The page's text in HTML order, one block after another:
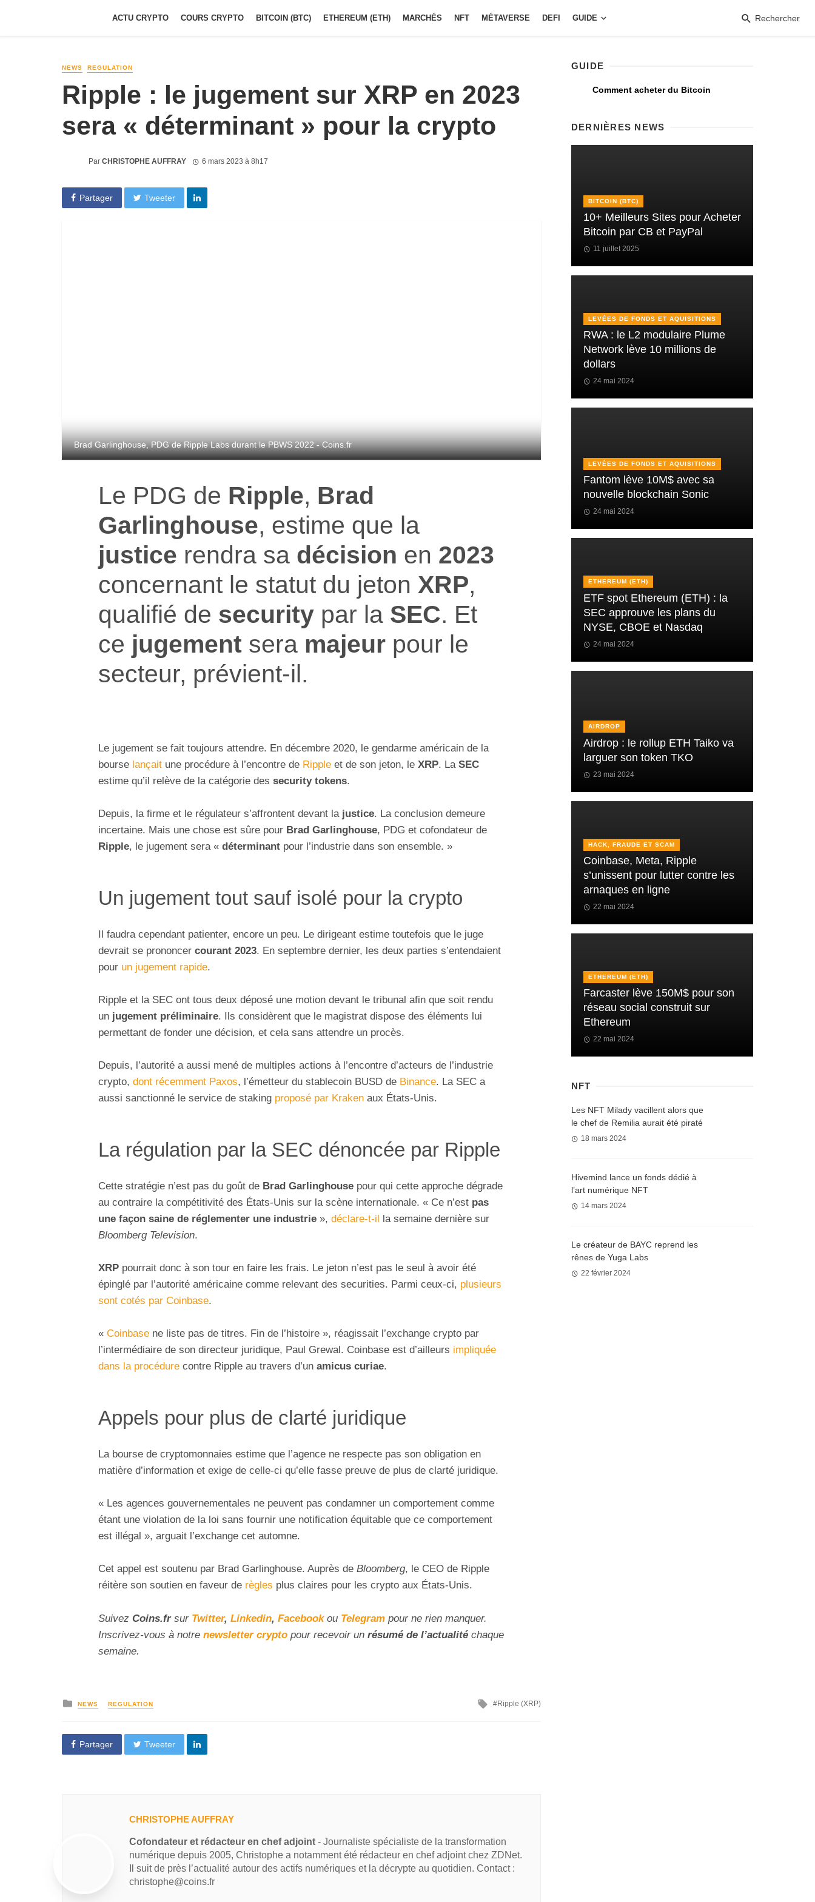
ACTU CRYPTO COURS CRYPTO BITCOIN (BTC) ETHEREUM (ETH) MARCHÉS NFT MÉTAVERSE DEFI GUIDE Rechercher
NEWS REGULATION
Ripple : le jugement sur XRP en 2023
sera « déterminant » pour la crypto
Par CHRISTOPHE AUFFRAY 6 mars 2023 à 8h17
Partager Tweeter
Brad Garlinghouse, PDG de Ripple Labs durant le PBWS 2022 - Coins.fr
Le PDG de Ripple, Brad
Garlinghouse, estime que la
justice rendra sa décision en 2023
concernant le statut du jeton XRP,
qualifié de security par la SEC. Et
ce jugement sera majeur pour le
secteur, prévient-il.
Le jugement se fait toujours attendre. En décembre 2020, le gendarme américain de la
bourse lançait une procédure à l’encontre de Ripple et de son jeton, le XRP. La SEC
estime qu’il relève de la catégorie des security tokens.
Depuis, la firme et le régulateur s’affrontent devant la justice. La conclusion demeure
incertaine. Mais une chose est sûre pour Brad Garlinghouse, PDG et cofondateur de
Ripple, le jugement sera « déterminant pour l’industrie dans son ensemble. »
Un jugement tout sauf isolé pour la crypto
Il faudra cependant patienter, encore un peu. Le dirigeant estime toutefois que le juge
devrait se prononcer courant 2023. En septembre dernier, les deux parties s’entendaient
pour un jugement rapide.
Ripple et la SEC ont tous deux déposé une motion devant le tribunal afin que soit rendu
un jugement préliminaire. Ils considèrent que le magistrat dispose des éléments lui
permettant de fonder une décision, et cela sans attendre un procès.
Depuis, l’autorité a aussi mené de multiples actions à l’encontre d’acteurs de l’industrie
crypto, dont récemment Paxos, l’émetteur du stablecoin BUSD de Binance. La SEC a
aussi sanctionné le service de staking proposé par Kraken aux États-Unis.
La régulation par la SEC dénoncée par Ripple
Cette stratégie n’est pas du goût de Brad Garlinghouse pour qui cette approche dégrade
au contraire la compétitivité des États-Unis sur la scène internationale. « Ce n’est pas
une façon saine de réglementer une industrie », déclare-t-il la semaine dernière sur
Bloomberg Television.
XRP pourrait donc à son tour en faire les frais. Le jeton n’est pas le seul à avoir été
épinglé par l’autorité américaine comme relevant des securities. Parmi ceux-ci, plusieurs
sont cotés par Coinbase.
« Coinbase ne liste pas de titres. Fin de l’histoire », réagissait l’exchange crypto par
l’intermédiaire de son directeur juridique, Paul Grewal. Coinbase est d’ailleurs impliquée
dans la procédure contre Ripple au travers d’un amicus curiae.
Appels pour plus de clarté juridique
La bourse de cryptomonnaies estime que l’agence ne respecte pas son obligation en
matière d’information et exige de celle-ci qu’elle fasse preuve de plus de clarté juridique.
« Les agences gouvernementales ne peuvent pas condamner un comportement comme
étant une violation de la loi sans fournir une notification équitable que ce comportement
est illégal », arguait l’exchange cet automne.
Cet appel est soutenu par Brad Garlinghouse. Auprès de Bloomberg, le CEO de Ripple
réitère son soutien en faveur de règles plus claires pour les crypto aux États-Unis.
Suivez Coins.fr sur Twitter, Linkedin, Facebookou Telegram pour ne rien manquer.
Inscrivez-vous à notre newsletter crypto pour recevoir un résumé de l’actualité chaque
semaine.
NEWS REGULATION Ripple (XRP)
Partager Tweeter
CHRISTOPHE AUFFRAY
Cofondateur et rédacteur en chef adjoint - Journaliste spécialiste de la transformation
numérique depuis 2005, Christophe a notamment été rédacteur en chef adjoint chez ZDNet.
Il suit de près l’actualité autour des actifs numériques et la décrypte au quotidien. Contact :
christophe@coins.fr
GUIDE
Comment acheter du Bitcoin
DERNIÈRES NEWS
BITCOIN (BTC)
10+ Meilleurs Sites pour Acheter
Bitcoin par CB et PayPal
11 juillet 2025
LEVÉES DE FONDS ET AQUISITIONS
RWA : le L2 modulaire Plume
Network lève 10 millions de
dollars
24 mai 2024
LEVÉES DE FONDS ET AQUISITIONS
Fantom lève 10M$ avec sa
nouvelle blockchain Sonic
24 mai 2024
ETHEREUM (ETH)
ETF spot Ethereum (ETH) : la
SEC approuve les plans du
NYSE, CBOE et Nasdaq
24 mai 2024
AIRDROP
Airdrop : le rollup ETH Taiko va
larguer son token TKO
23 mai 2024
HACK, FRAUDE ET SCAM
Coinbase, Meta, Ripple
s’unissent pour lutter contre les
arnaques en ligne
22 mai 2024
ETHEREUM (ETH)
Farcaster lève 150M$ pour son
réseau social construit sur
Ethereum
22 mai 2024
NFT
Les NFT Milady vacillent alors que
le chef de Remilia aurait été piraté
18 mars 2024
Hivemind lance un fonds dédié à
l’art numérique NFT
14 mars 2024
Le créateur de BAYC reprend les
rênes de Yuga Labs
22 février 2024